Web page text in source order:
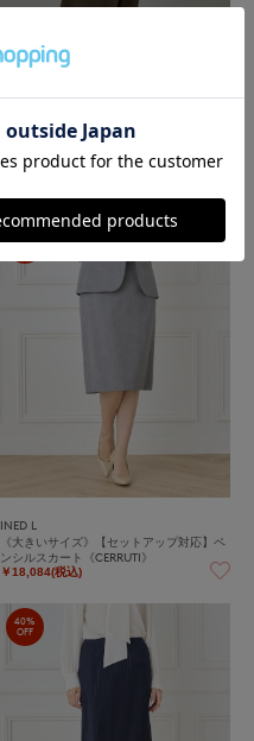
INED
ライトカルゼ ラップ風タイトスカート
INED L
《大きいサイズ》【セットアップ対応】ペ
ンシルスカート《CERRUTI》
￥18,084(税込)
40%
OFF